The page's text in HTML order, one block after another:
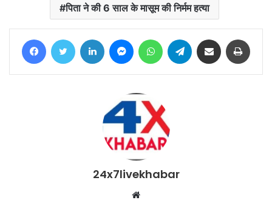
पिता ने की 6 साल के मासूम की निर्मम हत्या
FacebookTwitter LinkedIn MessengerWhatsAppTelegram Share via Email
24x7livekhabar
Website